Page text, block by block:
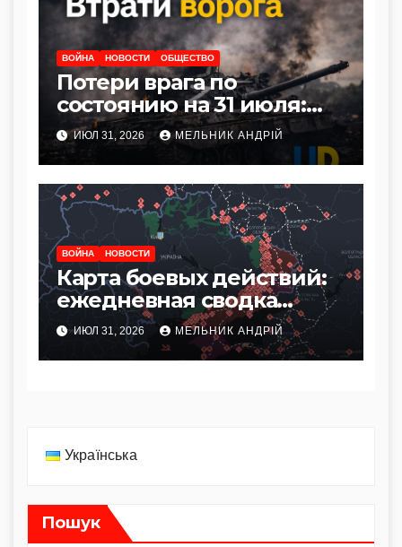
ВОЙНА НОВОСТИ ОБЩЕСТВО
Потери врага по
состоянию на 31 июля:
сводка Генштаба ВСУ
ИЮЛ 31, 2026 МЕЛЬНИК АНДРІЙ
ВОЙНА НОВОСТИ
Карта боевых действий:
ежедневная сводка
фронта по состоянию на
31 июля
ИЮЛ 31, 2026 МЕЛЬНИК АНДРІЙ
Українська
Пошук